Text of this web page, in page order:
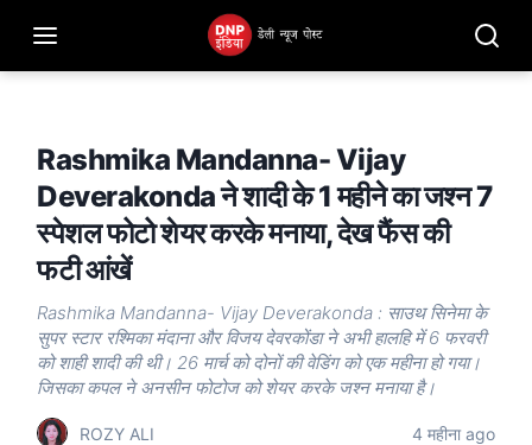
Rashmika Mandanna- Vijay
Deverakonda ने शादी के 1 महीने का जश्न 7
स्पेशल फोटो शेयर करके मनाया, देख फैंस की
फटी आंखें
Rashmika Mandanna- Vijay Deverakonda : साउथ सिनेमा के
सुपर स्टार रश्मिका मंदाना और विजय देवरकोंडा ने अभी हालहि में 6 फरवरी
को शाही शादी की थी। 26 मार्च को दोनों की वेडिंग को एक महीना हो गया।
जिसका कपल ने अनसीन फोटोज को शेयर करके जश्न मनाया है।
ROZY ALI 4 महीना ago